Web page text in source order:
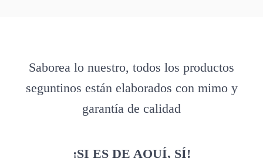
Saborea lo nuestro, todos los productos
seguntinos están elaborados con mimo y
garantía de calidad
¡SI ES DE AQUÍ, SÍ!